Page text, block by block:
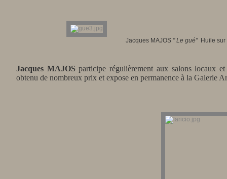
Jacques MAJOS "Le gué" Huile
Jacques MAJOSparticipe régulièrement aux salons locaux
obtenu de nombreux prix et expose en permanence à la Galerie